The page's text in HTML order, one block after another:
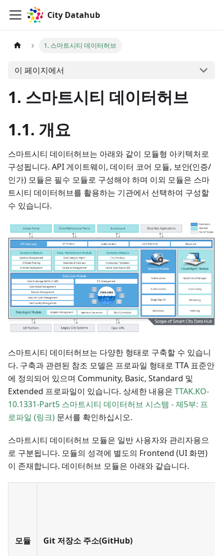
City Datahub
1. 스마트시티 데이터허브
이 페이지에서
1. 스마트시티 데이터허브
1.1. 개요
스마트시티 데이터허브는 아래와 같이 모듈형 아키텍처로
구성됩니다. API 게이트웨이, 데이터 코어 모듈, 보안(인증/
인가) 모듈은 필수 모듈로 구성해야 하며 이외 모듈은 스마
트시티 데이터허브를 활용하는 기관에서 선택하여 구성할
수 있습니다.
스마트시티 데이터허브는 다양한 형태로 구축할 수 있습니
다. 구축과 관련된 참조 모델은 프로파일 형태로 TTA 표준안
에 정의되어 있으며 Community, Basic, Standard 및
Extended 프로파일이 있습니다. 상세한 내용은 TTAK.KO-
10.1331-Part5 스마트시티 데이터허브 시스템 - 제5부: 프
로파일 (링크) 문서를 확인하십시오.
스마트시티 데이터허브 모듈은 일반 사용자와 관리자용으
로 구분됩니다. 모듈의 성격에 별도의 Frontend (UI 화면)
이 존재합니다. 데이터허브 모듈은 아래와 같습니다.
모듈 Git 저장소 주소(GitHub)